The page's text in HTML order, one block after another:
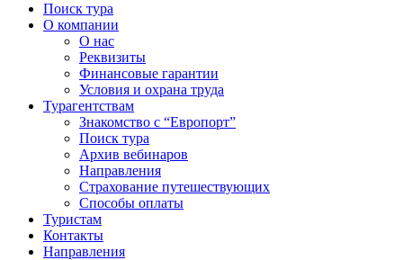
Поиск тура
О компании
О нас
Реквизиты
Финансовые гарантии
Условия и охрана труда
Турагентствам
Знакомство с “Европорт”
Поиск тура
Архив вебинаров
Направления
Страхование путешествующих
Способы оплаты
Туристам
Контакты
Направления